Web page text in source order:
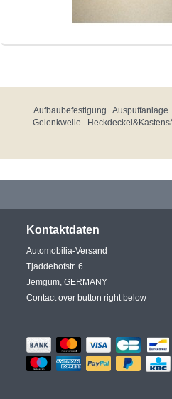
Aufbaubefestigung Auspuffanlage
Gelenkwelle
Kontaktdaten
Automobilia-Versand
Tjaddehofstr. 6
Jemgum, GERMANY
Contact over button right below